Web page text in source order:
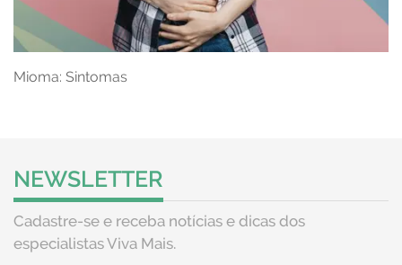
Mioma: Sintomas
NEWSLETTER
Cadastre-se e receba notícias e dicas dos
especialistas Viva Mais.